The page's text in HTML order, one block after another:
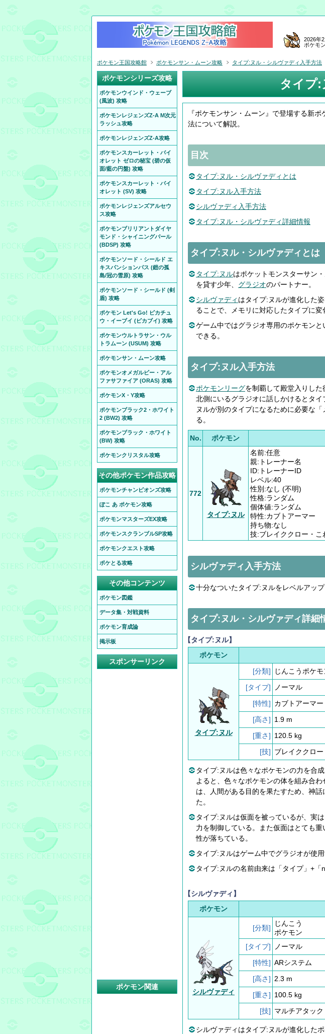
タイプ:
『ポケモンサン・ムーン』で登場する新
法について解説。
目次
タイプ:ヌル・シルヴァディとは
タイプ:ヌル入手方法
シルヴァディ入手方法
タイプ:ヌル・シルヴァディ詳細情報
タイプ:ヌル・シルヴァディとは
タイプ:ヌルはポケットモンスターサン
を貸す少年、 グラジオのパートナー。
シルヴァディ はタイプ:ヌルが進化した
ることで、メモリに対応したタイプに変
ゲーム中ではグラジオ専用のポケモン
できる。
タイプ:ヌル入手方法
ポケモンリーグを制覇して殿堂入りした
北側にいるグラジオに話しかけるとタ
ヌルが別のタイプになるために必要な
る。
No. ポケモン
772
タイプ:ヌル
名前:任意
親:トレーナー名
ID:トレーナーID
レベル:40
性別:なし (不明)
性格:ランダム
個体値:ランダム
特性:カブトアーマー
持ち物:なし
技:ブレイククロー・
シルヴァディ入手方法
十分なついたタイプ:ヌルをレベルアッ
タイプ:ヌル・シルヴァディ詳細
【タイプ:ヌル】
ポケモン
タイプ:ヌル
[分類]
じんこうポケモ
[タイプ]
ノーマル
[特性] カブトアーマー
[高さ] 1.9 m
[重さ] 120.5 kg
[技] ブレイククロー
タイプ:ヌルは色々なポケモンの力を合
よると、色々なポケモンの体を組み合
は、人間がある目的を果たすため、神
た。
タイプ:ヌルは仮面を被っているが、実
力を制御している。また仮面はとても
性が落ちている。
タイプ:ヌルはゲーム中でグラジオが使
タイプ:ヌルの名前由来は「タイプ」+「
【シルヴァディ】
ポケモン
シルヴァディ
[分類]
じんこう
ポケモン
[タイプ]
ノーマル
[特性] ARシステム
[高さ] 2.3 m
[重さ] 100.5 kg
[技] マルチアタック
シルヴァディはタイプ:ヌルが進化した
2026年
ポケモ
ポケモン王国攻略館 ポケモンサン・ムーン攻略 タイプ:ヌル・シルヴァディ入手方法
ポケモンシリーズ攻略
ポケモンウインド・ウェーブ
(風波) 攻略
ポケモンレジェンズZ-A M次元
ラッシュ攻略
ポケモンレジェンズZ-A攻略
ポケモンスカーレット・バイ
オレット ゼロの秘宝 (碧の仮
面/藍の円盤) 攻略
ポケモンスカーレット・バイ
オレット (SV) 攻略
ポケモンレジェンズアルセウ
ス攻略
ポケモンブリリアントダイヤ
モンド・シャイニングパール
(BDSP) 攻略
ポケモンソード・シールド エ
キスパンションパス (鎧の孤
島/冠の雪原) 攻略
ポケモンソード・シールド (剣
盾) 攻略
ポケモン Let's Go! ピカチュ
ウ・イーブイ (ピカブイ) 攻略
ポケモンウルトラサン・ウル
トラムーン (USUM) 攻略
ポケモンサン・ムーン攻略
ポケモンオメガルビー・アル
ファサファイア (ORAS) 攻略
ポケモンX・Y攻略
ポケモンブラック2・ホワイト
2 (BW2) 攻略
ポケモンブラック・ホワイト
(BW) 攻略
ポケモンクリスタル攻略
その他ポケモン作品攻略
ポケモンチャンピオンズ攻略
ぽこ あ ポケモン攻略
ポケモンマスターズEX攻略
ポケモンスクランブルSP攻略
ポケモンクエスト攻略
ポケとる攻略
その他コンテンツ
ポケモン図鑑
データ集・対戦資料
ポケモン育成論
掲示板
スポンサーリンク
ポケモン関連